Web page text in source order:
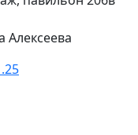
Алексеева